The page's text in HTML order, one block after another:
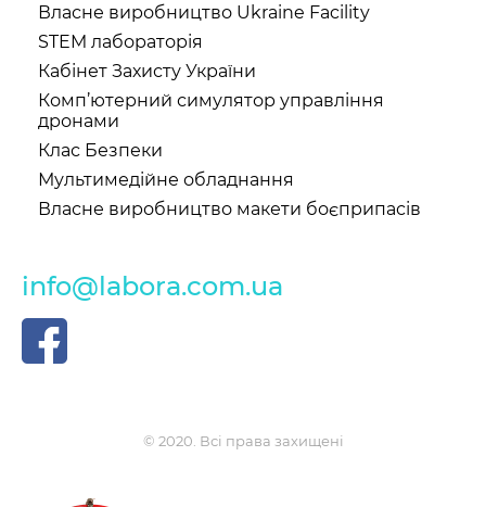
Власне виробництво Ukraine Facility
STEM лабораторія
Кабінет Захисту України
Комп’ютерний симулятор управління
дронами
Клас Безпеки
Мультимедійне обладнання
Власне виробництво макети боєприпасів
info@labora.com.ua
© 2020. Всі права захищені